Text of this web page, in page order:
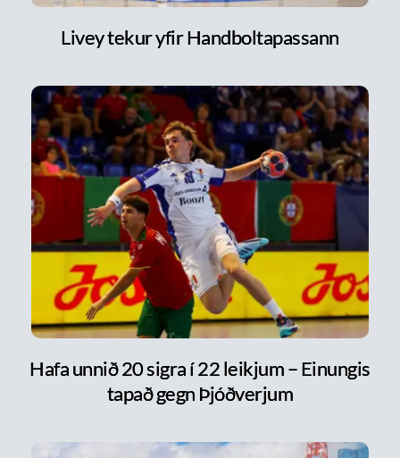
Livey tekur yfir Handboltapassann
Hafa unnið 20 sigra í 22 leikjum – Einungis
tapað gegn Þjóðverjum